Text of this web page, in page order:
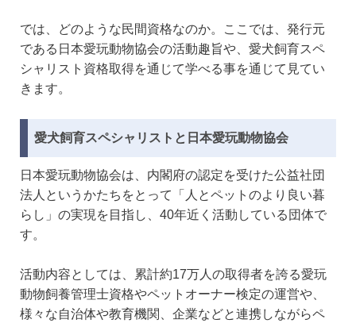
では、どのような民間資格なのか。ここでは、発行元
である日本愛玩動物協会の活動趣旨や、愛犬飼育スペ
シャリスト資格取得を通じて学べる事を通じて見てい
きます。
愛犬飼育スペシャリストと日本愛玩動物協会
日本愛玩動物協会は、内閣府の認定を受けた公益社団
法人というかたちをとって「人とペットのより良い暮
らし」の実現を目指し、40年近く活動している団体で
す。
活動内容としては、累計約17万人の取得者を誇る愛玩
動物飼養管理士資格やペットオーナー検定の運営や、
様々な自治体や教育機関、企業などと連携しながらペ